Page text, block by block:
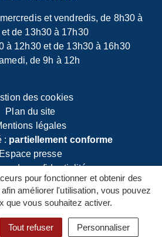
pour fonctionner et obtenir des
améliorer l'utilisation, vous pouvez
que vous souhaitez activer.
Tout refuser Personnaliser
et vendredis, de 8h30 à
de 13h30 à 17h30
à 12h30 et de 13h30 à 16h30
de 9h à 12h
descookies
Plan du site
légales
: partiellement conforme
Espace presse
de confidentialité